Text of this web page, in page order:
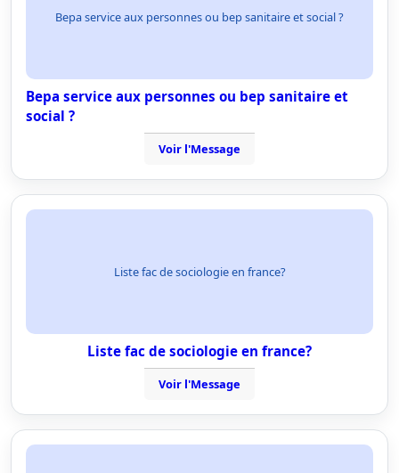
Bepa service aux personnes ou bep sanitaire et social ?
Bepa service aux personnes ou bep sanitaire et
social ?
Voir l'Message
Liste fac de sociologie en france?
Liste fac de sociologie en france?
Voir l'Message